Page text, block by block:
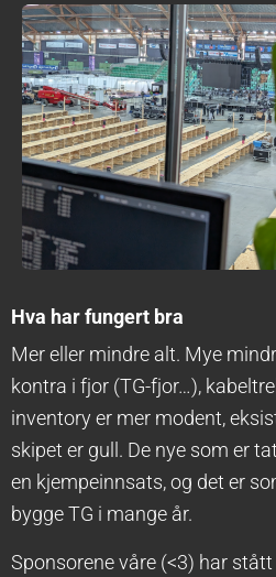
Hva har fungert bra
Mer eller mindre alt. Mye
kontra i fjor (TG-fjor…),
inventory er mer modent,
skipet er gull. De nye som er
en kjempeinnsats, og det er
bygge TG i mange år.
Sponsorene våre (<3) har